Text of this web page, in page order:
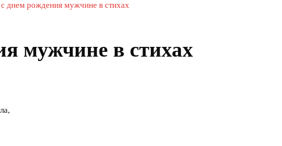
с днем рождения мужчине в стихах
мужчине в стихах